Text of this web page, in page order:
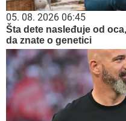
05. 08. 2026 06:45
Šta dete nasleđuje od
da znate o genetici